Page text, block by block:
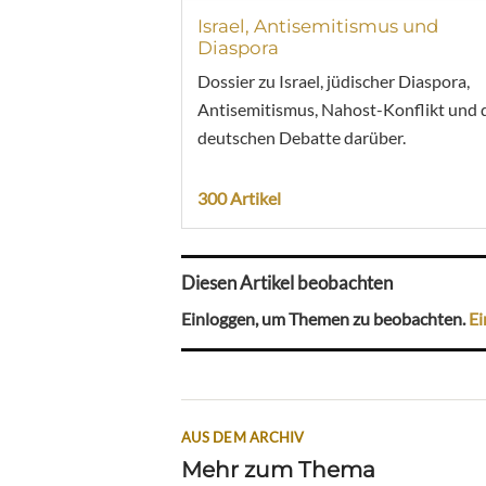
Israel, Antisemitismus und
Diaspora
Dossier zu Israel, jüdischer Diaspora,
Antisemitismus, Nahost-Konflikt und
deutschen Debatte darüber.
300 Artikel
Diesen Artikel beobachten
Einloggen, um Themen zu beobachten.
AUS DEM ARCHIV
Mehr zum Thema